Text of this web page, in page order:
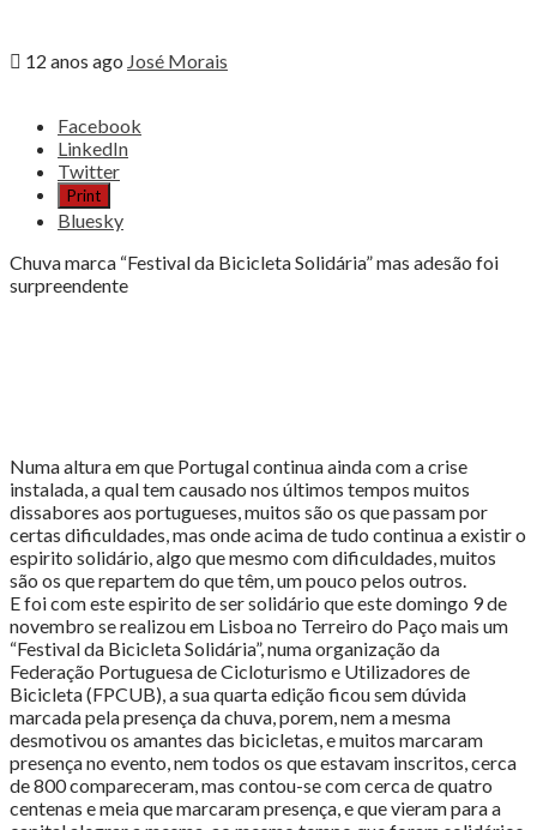
12 anos ago José Morais
Share
post
"“Ciclistas
solidários
doaram
700
quilos
Facebook
LinkedIn
Twitter
Print
Bluesky
Chuva marca “Festival da Bicicleta Solidária” mas adesão foi
surpreendente
Numa altura em que Portugal continua ainda com a crise
instalada, a qual tem causado nos últimos tempos muitos
dissabores aos portugueses, muitos são os que passam por
certas dificuldades, mas onde acima de tudo continua a existir o
espirito solidário, algo que mesmo com dificuldades, muitos
são os que repartem do que têm, um pouco pelos outros.
E foi com este espirito de ser solidário que este domingo 9 de
novembro se realizou em Lisboa no Terreiro do Paço mais um
“Festival da Bicicleta Solidária”, numa organização da
Federação Portuguesa de Cicloturismo e Utilizadores de
Bicicleta (FPCUB), a sua quarta edição ficou sem dúvida
marcada pela presença da chuva, porem, nem a mesma
desmotivou os amantes das bicicletas, e muitos marcaram
presença no evento, nem todos os que estavam inscritos, cerca
de 800 compareceram, mas contou-se com cerca de quatro
centenas e meia que marcaram presença, e que vieram para a